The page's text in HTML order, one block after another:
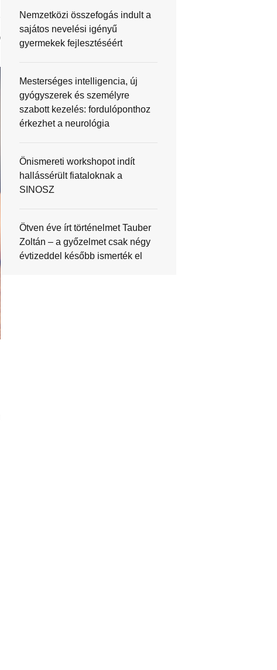
Nemzetközi összefogás indult a
sajátos nevelési igényű
gyermekek fejlesztéséért
Mesterséges intelligencia, új
gyógyszerek és személyre
szabott kezelés: fordulóponthoz
érkezhet a neurológia
Önismereti workshopot indít
hallássérült fiataloknak a
SINOSZ
Ötven éve írt történelmet Tauber
Zoltán – a győzelmet csak négy
évtizeddel később ismerték el